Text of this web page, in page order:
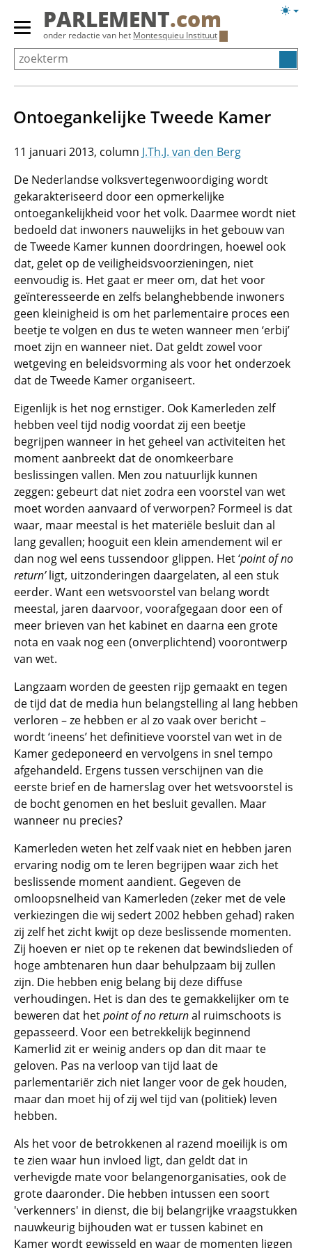
Overslaan
Primair
menu
tonen/verbergen
PARLEMENT.com
onder redactie van het Montesquieu Instituut
Ontoegankelijke Tweede Kamer
11 januari 2013
J.Th.J. van den Berg
De Nederlandse volksvertegenwoordiging wordt
gekarakteriseerd door een opmerkelijke
ontoegankelijkheid voor het volk. Daarmee wordt niet
bedoeld dat inwoners nauwelijks in het gebouw van
de Tweede Kamer kunnen doordringen, hoewel ook
dat, gelet op de veiligheidsvoorzieningen, niet
eenvoudig is. Het gaat er meer om, dat het voor
geïnteresseerde en zelfs belanghebbende inwoners
geen kleinigheid is om het parlementaire proces een
beetje te volgen en dus te weten wanneer men ‘erbij’
moet zijn en wanneer niet. Dat geldt zowel voor
wetgeving en beleidsvorming als voor het onderzoek
dat de Tweede Kamer organiseert.
Eigenlijk is het nog ernstiger. Ook Kamerleden zelf
hebben veel tijd nodig voordat zij een beetje
begrijpen wanneer in het geheel van activiteiten het
moment aanbreekt dat de onomkeerbare
beslissingen vallen. Men zou natuurlijk kunnen
zeggen: gebeurt dat niet zodra een voorstel van wet
moet worden aanvaard of verworpen? Formeel is dat
waar, maar meestal is het materiële besluit dan al
lang gevallen; hooguit een klein amendement wil er
dan nog wel eens tussendoor glippen. Het ‘point of no
return’ligt, uitzonderingen daargelaten, al een stuk
eerder. Want een wetsvoorstel van belang wordt
meestal, jaren daarvoor, voorafgegaan door een of
meer brieven van het kabinet en daarna een grote
nota en vaak nog een (onverplichtend) voorontwerp
van wet.
Langzaam worden de geesten rijp gemaakt en tegen
de tijd dat de media hun belangstelling al lang hebben
verloren – ze hebben er al zo vaak over bericht –
wordt ‘ineens’ het definitieve voorstel van wet in de
Kamer gedeponeerd en vervolgens in snel tempo
afgehandeld. Ergens tussen verschijnen van die
eerste brief en de hamerslag over het wetsvoorstel is
de bocht genomen en het besluit gevallen. Maar
wanneer nu precies?
Kamerleden weten het zelf vaak niet en hebben jaren
ervaring nodig om te leren begrijpen waar zich het
beslissende moment aandient. Gegeven de
omloopsnelheid van Kamerleden (zeker met de vele
verkiezingen die wij sedert 2002 hebben gehad) raken
zij zelf het zicht kwijt op deze beslissende momenten.
Zij hoeven er niet op te rekenen dat bewindslieden of
hoge ambtenaren hun daar behulpzaam bij zullen
zijn. Die hebben enig belang bij deze diffuse
verhoudingen. Het is dan des te gemakkelijker om te
beweren dat hetpoint of no returnal ruimschoots is
gepasseerd. Voor een betrekkelijk beginnend
Kamerlid zit er weinig anders op dan dit maar te
geloven. Pas na verloop van tijd laat de
parlementariër zich niet langer voor de gek houden,
maar dan moet hij of zij wel tijd van (politiek) leven
hebben.
Als het voor de betrokkenen al razend moeilijk is om
te zien waar hun invloed ligt, dan geldt dat in
verhevigde mate voor belangenorganisaties, ook de
grote daaronder. Die hebben intussen een soort
'verkenners' in dienst, die bij belangrijke vraagstukken
nauwkeurig bijhouden wat er tussen kabinet en
Kamer wordt gewisseld en waar de momenten liggen